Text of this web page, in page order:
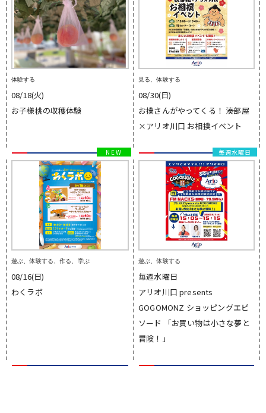
体験する
08/18(火)
お子様桃の収穫体験
見る、体験する
08/30(日)
お撲さんがやってくる！ 湊部屋
×アリオ川口 お相撲イベント
遊ぶ、体験する、作る、学ぶ
08/16(日)
わくラボ
遊ぶ、体験する
毎週水曜日
アリオ川口 presents
GOGOMONZ ショッピングエピ
ソード 「お買い物は小さな夢と
冒険！」
毎週水曜日